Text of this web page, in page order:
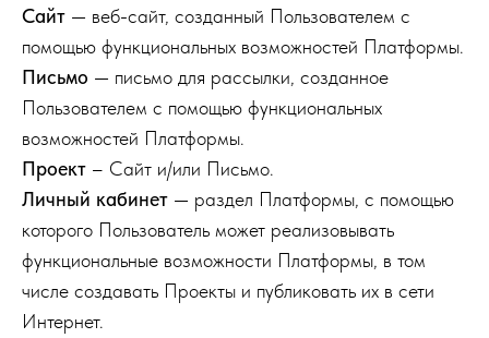
Сайт — веб-сайт, созданный Пользователем с
помощью функциональных возможностей Платформы.
Письмо — письмо для рассылки, созданное
Пользователем с помощью функциональных
возможностей Платформы.
Проект – Сайт и/или Письмо.
Личный кабинет — раздел Платформы, с помощью
которого Пользователь может реализовывать
функциональные возможности Платформы, в том
числе создавать Проекты и публиковать их в сети
Интернет.